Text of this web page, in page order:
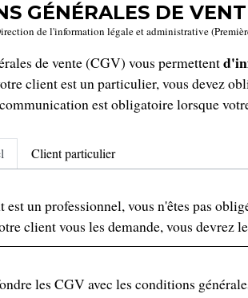
GÉNÉRALES DE
de l'information légale et administrative
de vente (CGV) vous permettent
client est un particulier, vous devez
est obligatoire lorsque
Client particulier
un professionnel, vous n'êtes pas
client vous les demande, vous devrez
les CGV avec les conditions